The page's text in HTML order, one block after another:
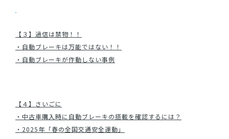
【３】過信は禁物！！
・自動ブレーキは万能ではない！！
・自動ブレーキが作動しない事例
【４】さいごに
・中古車購入時に自動ブレーキの搭載を確認するには？
・2025年「春の全国交通安全運動」